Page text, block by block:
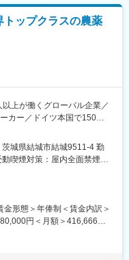
確実に伸びていきますので
店を持ちながら裁量のある
の下の力持ちとして、期待
商品ポートフォリオで持続
ズは堅調に増加しておりま
献している点も評価され、
ェアを持ちます。少子高齢
業人口減少に伴う農業効率
て上下する可能性がありま
記です。
トップクラスの農薬
上が働くグローバル企業／
カー／ドイツ本国で150年
室における生物試験を実施
担当する景物効果試験を計
成する。
工夫・改善を行い、圃場試
城県結城市結城9511-4 勤
喫煙対策：屋内全面禁煙変
形態＞年俸制＜賃金内訳＞
円＜月額＞416,666円